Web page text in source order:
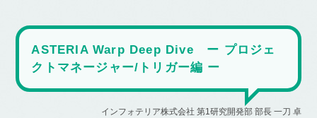
ASTERIA Warp Deep Dive ー プロジェ
クトマネージャー/トリガー編 ー
インフォテリア株式会社 第1研究開発部 部長 一刀 卓